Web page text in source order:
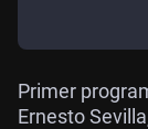
Primer
Ernesto